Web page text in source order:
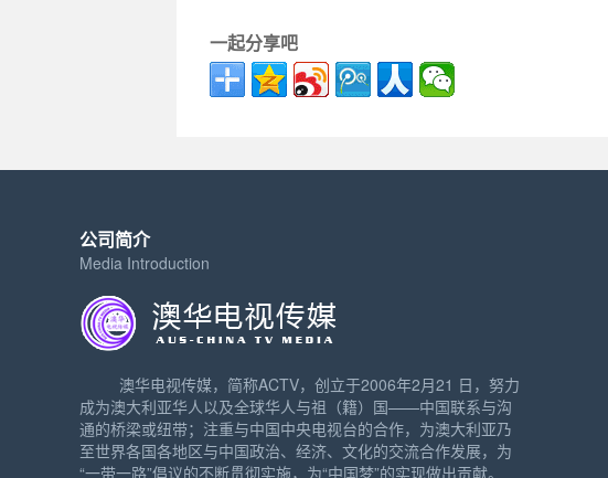
一起分享吧
公司简介
Media Introduction
澳华电视传媒，简称ACTV，创立于2006年2月21 日，努力
成为澳大利亚华人以及全球华人与祖（籍）国——中国联系与沟
通的桥梁或纽带；注重与中国中央电视台的合作，为澳大利亚乃
至世界各国各地区与中国政治、经济、文化的交流合作发展，为
“一带一路”倡议的不断贯彻实施，为“中国梦”的实现做出贡献。